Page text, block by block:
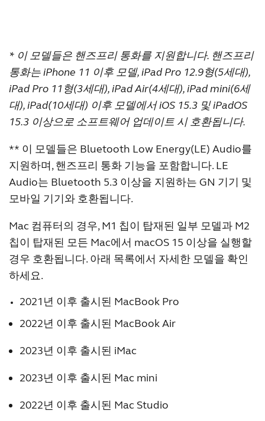
iPhone SE (3rd generation)*
iPhone SE (2nd generation)
iPhone XS
iPhone XS Max
iPhone XR
Samsung Galaxy A56 5G**
Samsung Galaxy A55 5G**
Samsung Galaxy A54 5G
Samsung Galaxy A53 5G
Samsung Galaxy A52
Google Pixel 10**
Google Pixel 10 Pro**
Google Pixel 10 Pro XL**
Google Pixel 9**
Google Pixel 9 Pro**
Google Pixel 9 Pro XL**
Google Pixel 9 Pro Fold**
Google Pixel 8a**
Google Pixel 7 Pro**
Google Pixel 7**
Google Pixel 6 Pro
Google Pixel 6a
Google Pixel 6
Google Pixel 5
* 이 모델들은 핸즈프리 통화를 지원합니다. 핸즈프리
통화는 iPhone 11 이후 모델, iPad Pro 12.9형(5세대),
iPad Pro 11형(3세대), iPad Air(4세대), iPad mini(6세
대), iPad(10세대) 이후 모델에서 iOS 15.3 및 iPadOS
15.3 이상으로 소프트웨어 업데이트 시 호환됩니다.
** 이 모델들은 Bluetooth Low Energy(LE) Audio를
지원하며, 핸즈프리 통화 기능을 포함합니다. LE
Audio는 Bluetooth 5.3 이상을 지원하는 GN 기기 및
모바일 기기와 호환됩니다.
Mac 컴퓨터의 경우, M1 칩이 탑재된 일부 모델과 M2
칩이 탑재된 모든 Mac에서 macOS 15 이상을 실행할
경우 호환됩니다. 아래 목록에서 자세한 모델을 확인
하세요.
2021년 이후 출시된 MacBook Pro
2022년 이후 출시된 MacBook Air
2023년 이후 출시된 iMac
2023년 이후 출시된 Mac mini
2022년 이후 출시된 Mac Studio